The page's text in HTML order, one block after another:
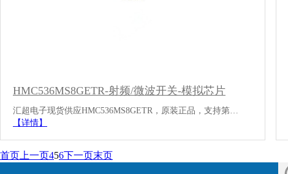
HMC536MS8GETR-射频/微波开关-模拟芯片
汇超电子现货供应HMC536MS8GETR，原装正品，支持第…
【详情】
首页 上一页456下一页末页